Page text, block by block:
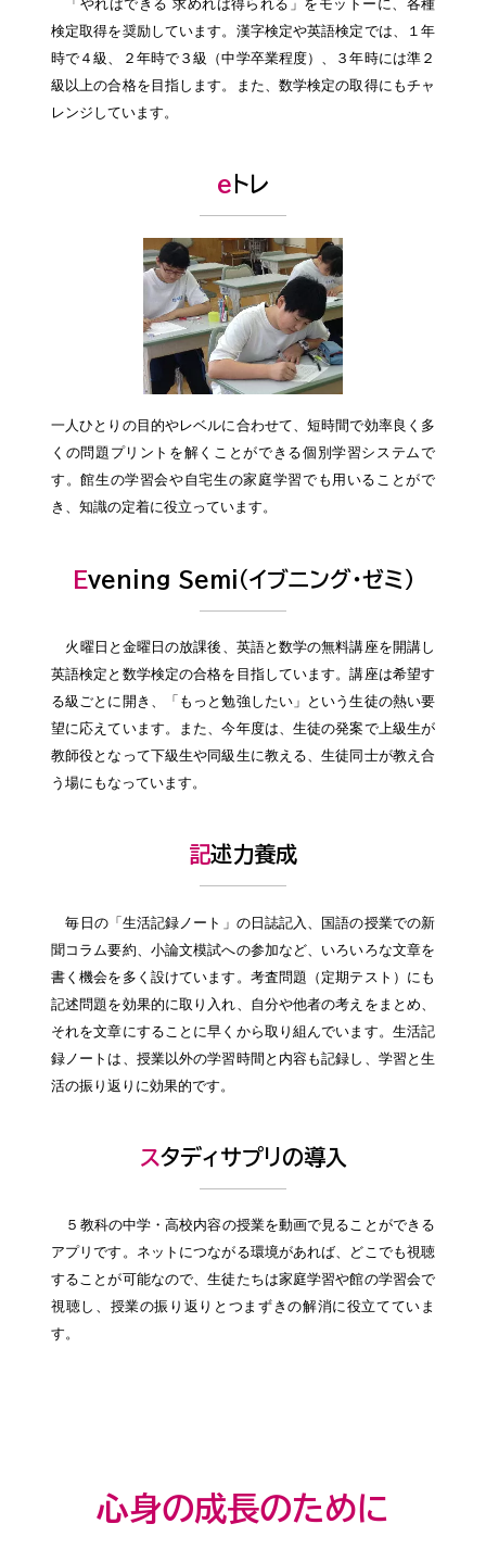
「やればできる 求めれば得られる」をモットーに、各種
検定取得を奨励しています。漢字検定や英語検定では、１年
時で４級、２年時で３級（中学卒業程度）、３年時には準２
級以上の合格を目指します。また、数学検定の取得にもチャ
レンジしています。
ｅトレ
一人ひとりの目的やレベルに合わせて、短時間で効率良く多
くの問題プリントを解くことができる個別学習システムで
す。館生の学習会や自宅生の家庭学習でも用いることがで
き、知識の定着に役立っています。
Evening Semi（イブニング・ゼミ）
火曜日と金曜日の放課後、英語と数学の無料講座を開講し
英語検定と数学検定の合格を目指しています。講座は希望す
る級ごとに開き、「もっと勉強したい」という生徒の熱い要
望に応えています。また、今年度は、生徒の発案で上級生が
教師役となって下級生や同級生に教える、生徒同士が教え合
う場にもなっています。
記述力養成
毎日の「生活記録ノート」の日誌記入、国語の授業での新
聞コラム要約、小論文模試への参加など、いろいろな文章を
書く機会を多く設けています。考査問題（定期テスト）にも
記述問題を効果的に取り入れ、自分や他者の考えをまとめ、
それを文章にすることに早くから取り組んでいます。生活記
録ノートは、授業以外の学習時間と内容も記録し、学習と生
活の振り返りに効果的です。
スタディサプリの導入
５教科の中学・高校内容の授業を動画で見ることができる
アプリです。ネットにつながる環境があれば、どこでも視聴
することが可能なので、生徒たちは家庭学習や館の学習会で
視聴し、授業の振り返りとつまずきの解消に役立てていま
す。
心身の成長のために